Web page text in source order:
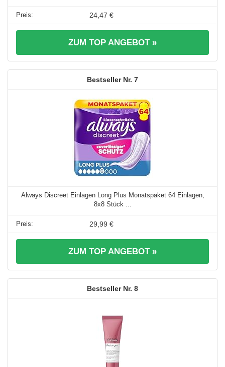
24,47 €
ZUM TOP ANGEBOT »
7
Always Discreet Einlagen Long Plus Monatspaket 64 Einlagen,
8x8 Stück ...
29,99 €
ZUM TOP ANGEBOT »
8